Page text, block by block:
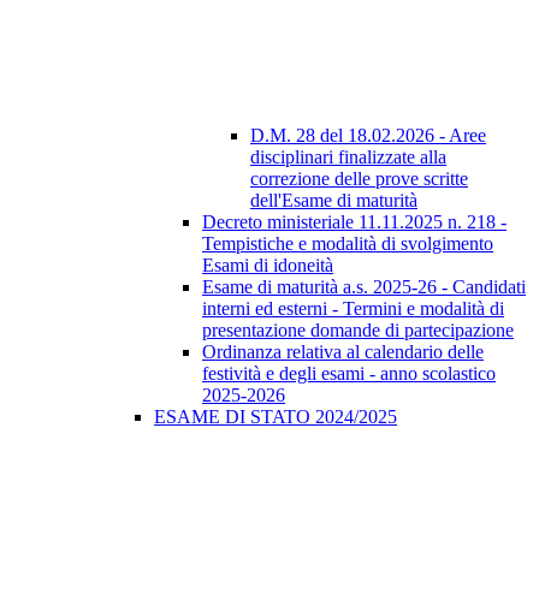
D.M. 28 del 18.02.2026 - Aree
disciplinari finalizzate alla
correzione delle prove scritte
dell'Esame di maturità
Decreto ministeriale 11.11.2025 n. 218 -
Tempistiche e modalità di svolgimento
Esami di idoneità
Esame di maturità a.s. 2025-26 - Candidati
interni ed esterni - Termini e modalità di
presentazione domande di partecipazione
Ordinanza relativa al calendario delle
festività e degli esami - anno scolastico
2025-2026
ESAME DI STATO 2024/2025